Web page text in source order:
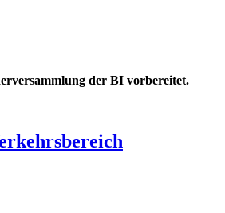
der BI vorbereitet.